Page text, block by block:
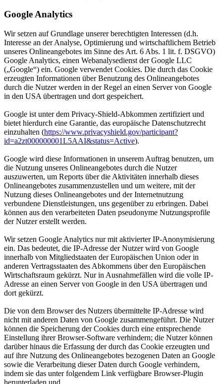
Google Analytics
Wir setzen auf Grundlage unserer berechtigten Interessen (d.h.
Interesse an der Analyse, Optimierung und wirtschaftlichem Betrieb
unseres Onlineangebotes im Sinne des Art. 6 Abs. 1 lit. f. DSGVO)
Google Analytics, einen Webanalysedienst der Google LLC
(„Google“) ein. Google verwendet Cookies. Die durch das Cookie
erzeugten Informationen über Benutzung des Onlineangebotes
durch die Nutzer werden in der Regel an einen Server von Google
in den USA übertragen und dort gespeichert.
Google ist unter dem Privacy-Shield-Abkommen zertifiziert und
bietet hierdurch eine Garantie, das europäische Datenschutzrecht
einzuhalten (https://www.privacyshield.gov/participant?
id=a2zt000000001L5AAI&status=Active).
Google wird diese Informationen in unserem Auftrag benutzen, um
die Nutzung unseres Onlineangebotes durch die Nutzer
auszuwerten, um Reports über die Aktivitäten innerhalb dieses
Onlineangebotes zusammenzustellen und um weitere, mit der
Nutzung dieses Onlineangebotes und der Internetnutzung
verbundene Dienstleistungen, uns gegenüber zu erbringen. Dabei
können aus den verarbeiteten Daten pseudonyme Nutzungsprofile
der Nutzer erstellt werden.
Wir setzen Google Analytics nur mit aktivierter IP-Anonymisierung
ein. Das bedeutet, die IP-Adresse der Nutzer wird von Google
innerhalb von Mitgliedstaaten der Europäischen Union oder in
anderen Vertragsstaaten des Abkommens über den Europäischen
Wirtschaftsraum gekürzt. Nur in Ausnahmefällen wird die volle IP-
Adresse an einen Server von Google in den USA übertragen und
dort gekürzt.
Die von dem Browser des Nutzers übermittelte IP-Adresse wird
nicht mit anderen Daten von Google zusammengeführt. Die Nutzer
können die Speicherung der Cookies durch eine entsprechende
Einstellung ihrer Browser-Software verhindern; die Nutzer können
darüber hinaus die Erfassung der durch das Cookie erzeugten und
auf ihre Nutzung des Onlineangebotes bezogenen Daten an Google
sowie die Verarbeitung dieser Daten durch Google verhindern,
indem sie das unter folgendem Link verfügbare Browser-Plugin
herunterladen und